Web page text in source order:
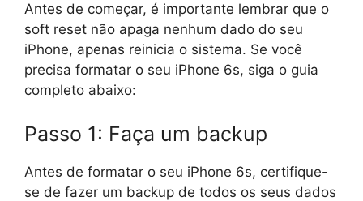
Antes de começar, é importante lembrar que o
soft reset não apaga nenhum dado do seu
iPhone, apenas reinicia o sistema. Se você
precisa formatar o seu iPhone 6s, siga o guia
completo abaixo:
Passo 1: Faça um backup
Antes de formatar o seu iPhone 6s, certifique-
se de fazer um backup de todos os seus dados